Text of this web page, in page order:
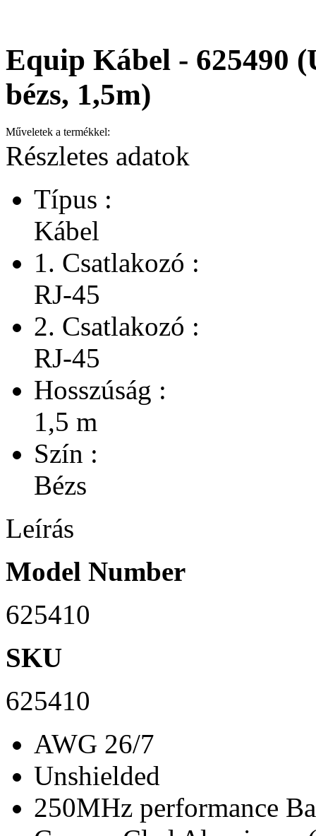
Equip Kábel - 625490
bézs, 1,5m)
Műveletek a termékkel:
Részletes adatok
Típus :
Kábel
1. Csatlakozó :
RJ-45
2. Csatlakozó :
RJ-45
Hosszúság :
1,5 m
Szín :
Bézs
Leírás
Model Number
625410
SKU
625410
AWG 26/7
Unshielded
250MHz performance